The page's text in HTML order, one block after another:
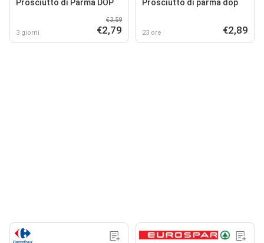
Prosciutto di Parma DOP
3 giorni
€3,59
€2,79
Prosciutto di parma dop
23 ore €2,89